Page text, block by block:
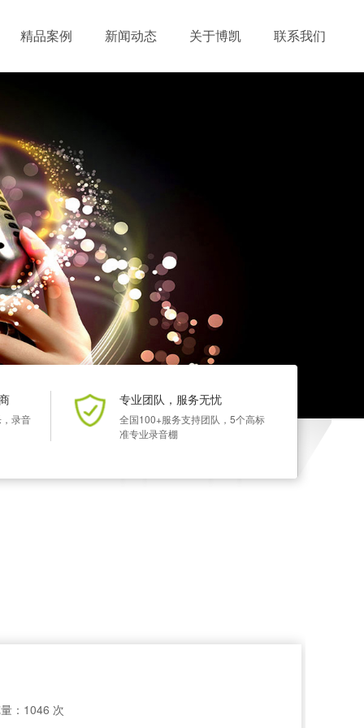
精品案例 新闻动态 关于博凯 联系我们
录音
专业团队，服务无忧
全国100+服务支持团队，5个高标
准专业录音棚
：1046 次